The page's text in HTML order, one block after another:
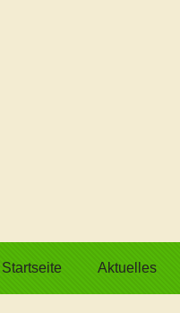
Startseite Aktuelles